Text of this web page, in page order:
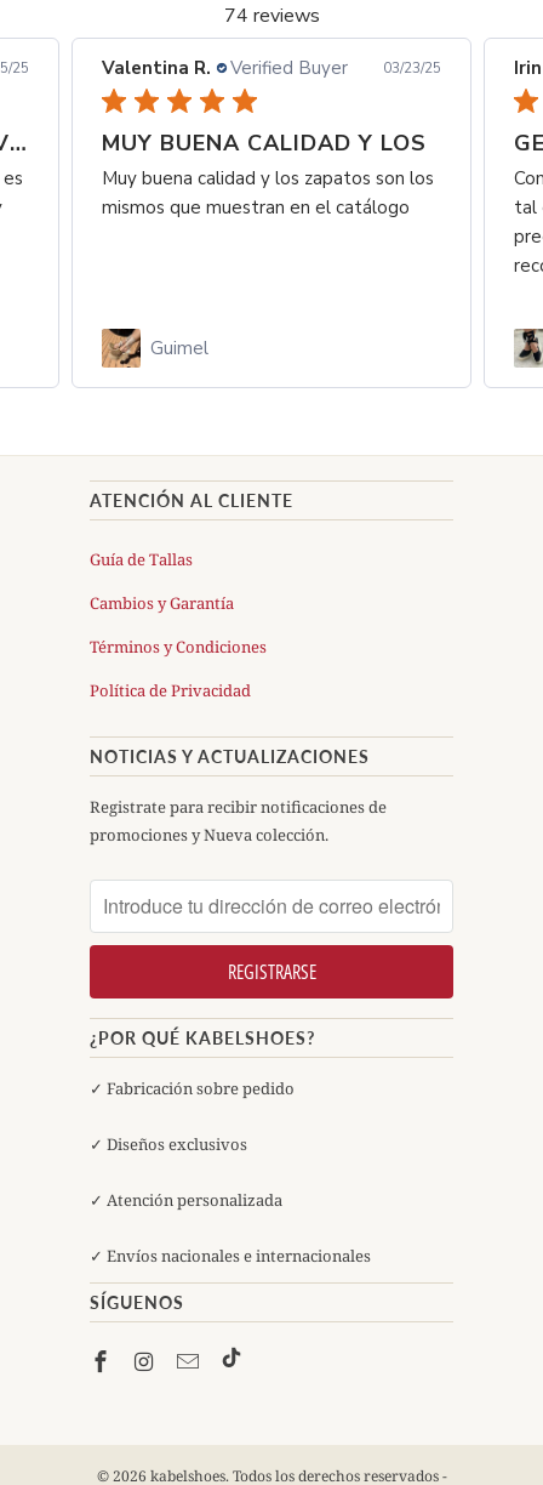
74 reviews
25
SON HERMOSAS SUPER LIVIANAS Y
Valentina R. Verified Buyer 03/23/25
MUY BUENA CALIDAD Y LOS
Muy buena calidad y los zapatos son los
mismos que muestran en el catálogo
Guimel
tal
ATENCIÓN AL CLIENTE
Guía de Tallas
Cambios y Garantía
Términos y Condiciones
Política de Privacidad
NOTICIAS Y ACTUALIZACIONES
Registrate para recibir notificaciones de
promociones y Nueva colección.
¿POR QUÉ KABELSHOES?
✓ Fabricación sobre pedido
✓ Diseños exclusivos
✓ Atención personalizada
✓ Envíos nacionales e internacionales
SÍGUENOS
© 2026 kabelshoes. Todos los derechos reservados -